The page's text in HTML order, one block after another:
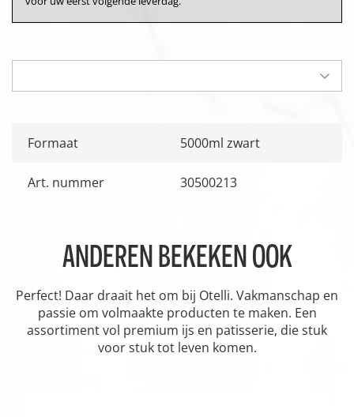
Formaat 5000ml zwart
Art. nummer 30500213
ANDEREN BEKEKEN OOK
Perfect! Daar draait het om bij Otelli. Vakmanschap en
passie om volmaakte producten te maken. Een
assortiment vol premium ijs en patisserie, die stuk
voor stuk tot leven komen.